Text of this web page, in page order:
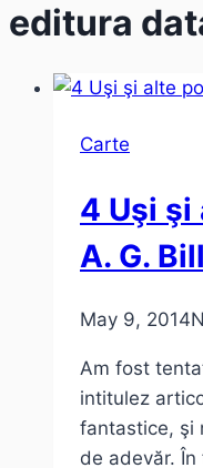
editura
Carte
4 Uşi şi
A. G.
May 9, 2014
Am fost
intitulez
fantastice, şi
de adevăr.